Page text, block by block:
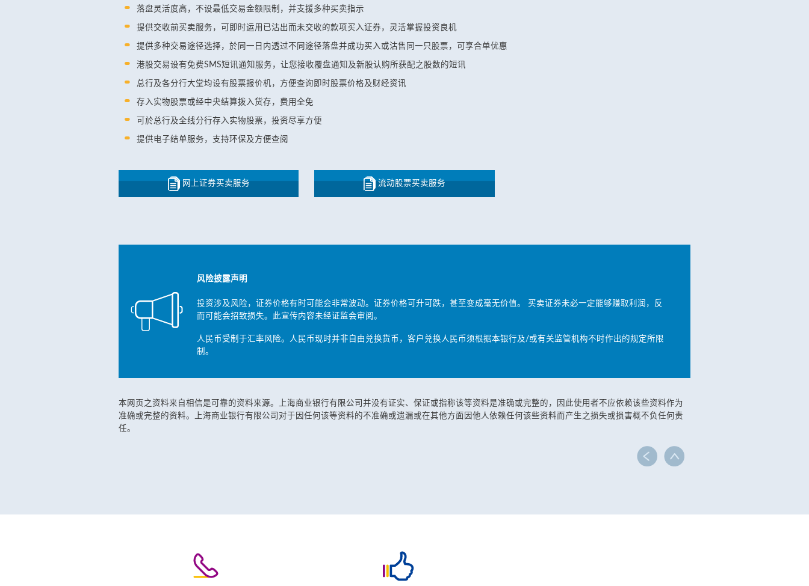
落盘灵活度高，不设最低交易金额限制，并支援多种买卖指示
提供交收前买卖服务，可即时运用已沽出而未交收的款项买入证券，灵活掌握投资良机
提供多种交易途径选择，於同一日内透过不同途径落盘并成功买入或沽售同一只股票，可享合单优惠
港股交易设有免费SMS短讯通知服务，让您接收覆盘通知及新股认购所获配之股数的短讯
总行及各分行大堂均设有股票报价机，方便查询即时股票价格及财经资讯
存入实物股票或经中央结算拨入货存，费用全免
可於总行及全线分行存入实物股票，投资尽享方便
提供电子结单服务，支持环保及方便查阅
网上证券买卖服务 流动股票买卖服务
风险披露声明
投资涉及风险，证券价格有时可能会非常波动。证券价格可升可跌，甚至变成毫无价值。 买卖证券未必一定能够赚取利润，反
而可能会招致损失。此宣传内容未经证监会审阅。
人民币受制于汇率风险。人民币现时并非自由兑换货币，客户兑换人民币须根据本银行及/或有关监管机构不时作出的规定所限
制。
本网页之资料来自相信是可靠的资料来源。上海商业银行有限公司并没有证实、保证或指称该等资料是准确或完整的，因此使用者不应依赖该些资料作为
准确或完整的资料。上海商业银行有限公司对于因任何该等资料的不准确或遗漏或在其他方面因他人依赖任何该些资料而产生之损失或损害概不负任何责
任。